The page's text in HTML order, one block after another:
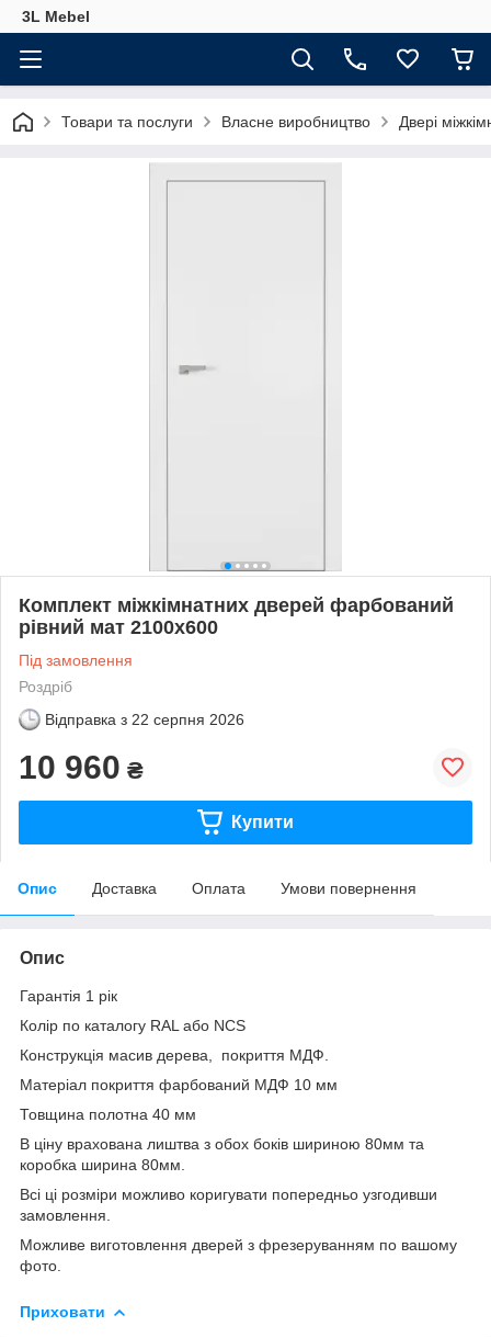
3L Mebel
Товари та послуги Власне виробництво Двері
Комплект міжкімнатних дверей фарбований
рівний мат 2100х600
Під замовлення
Роздріб
Відправка з 22 серпня 2026
10 960 ₴
Купити
Опис Доставка Оплата Умови повернення
Опис
Гарантія 1 рік
Колір по каталогу RAL або NCS
Конструкція масив дерева, покриття МДФ.
Матеріал покриття фарбований МДФ 10 мм
Товщина полотна 40 мм
В ціну врахована лиштва з обох боків шириною 80мм та
коробка ширина 80мм.
Всі ці розміри можливо коригувати попередньо узгодивши
замовлення.
Можливе виготовлення дверей з фрезеруванням по вашому
фото.
Приховати